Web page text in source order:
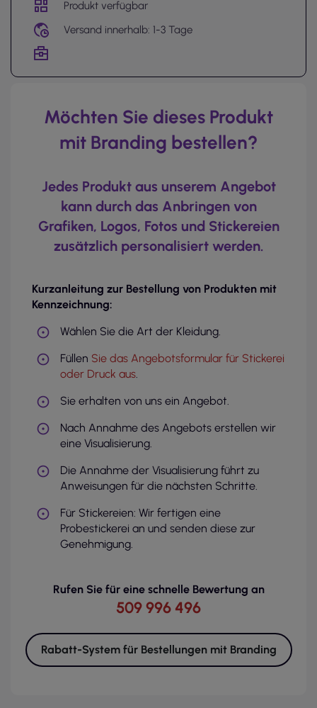
Produkt verfügbar
Versand innerhalb: 1-3 Tage
Möchten Sie dieses Produkt
mit Branding bestellen?
Jedes Produkt aus unserem Angebot
kann durch das Anbringen von
Grafiken, Logos, Fotos und Stickereien
zusätzlich personalisiert werden.
Kurzanleitung zur Bestellung von Produkten mit
Kennzeichnung:
Wählen Sie die Art der Kleidung.
Füllen Sie das Angebotsformular für Stickerei
oder Druck aus.
Sie erhalten von uns ein Angebot.
Nach Annahme des Angebots erstellen wir
eine Visualisierung.
Die Annahme der Visualisierung führt zu
Anweisungen für die nächsten Schritte.
Für Stickereien: Wir fertigen eine
Probestickerei an und senden diese zur
Genehmigung.
Rufen Sie für eine schnelle Bewertung an
509 996 496
Rabatt-System für Bestellungen mit Branding